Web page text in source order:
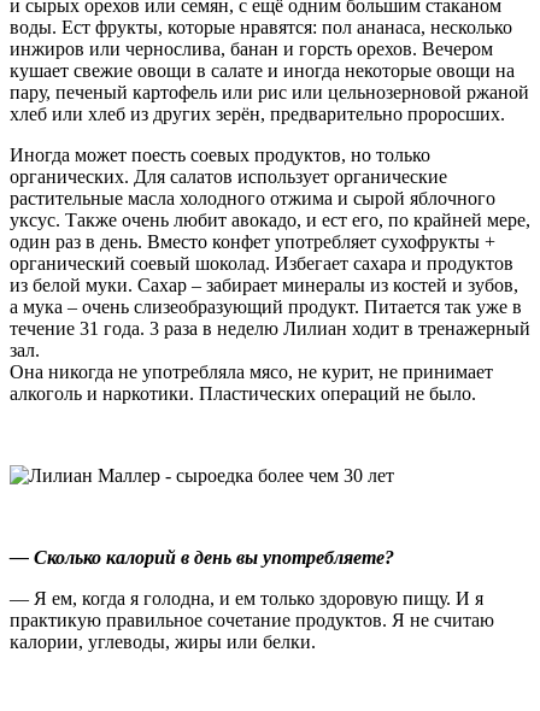
и сырых орехов или семян, с ещё одним большим стаканом
воды. Ест фрукты, которые нравятся: пол ананаса, несколько
инжиров или чернослива, банан и горсть орехов. Вечером
кушает свежие овощи в салате и иногда некоторые овощи на
пару, печеный картофель или рис или цельнозерновой ржаной
хлеб или хлеб из других зерён, предварительно проросших.
Иногда может поесть соевых продуктов, но только
органических. Для салатов использует органические
растительные масла холодного отжима и сырой яблочного
уксус. Также очень любит авокадо, и ест его, по крайней мере,
один раз в день. Вместо конфет употребляет сухофрукты +
органический соевый шоколад. Избегает сахара и продуктов
из белой муки. Сахар – забирает минералы из костей и зубов,
а мука – очень слизеобразующий продукт. Питается так уже в
течение 31 года. 3 раза в неделю Лилиан ходит в тренажерный
зал.
Она никогда не употребляла мясо, не курит, не принимает
алкоголь и наркотики. Пластических операций не было.
— Сколько калорий в день вы употребляете?
— Я ем, когда я голодна, и ем только здоровую пищу. И я
практикую правильное сочетание продуктов. Я не считаю
калории, углеводы, жиры или белки.